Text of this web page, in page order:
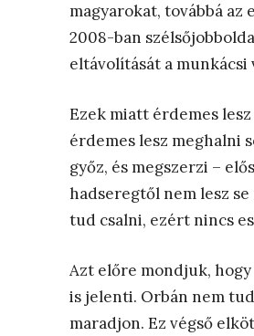
magyarokat, továbbá
2008-ban
eltávolítását a munkácsi
Ezek miatt érdemes
érdemes lesz meghalni
győz, és megszerzi –
hadseregtől nem lesz
tud csalni, ezért nincs
Azt előre mondjuk,
is jelenti. Orbán nem
maradjon. Ez végső